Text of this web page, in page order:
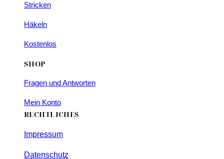
Stricken
Häkeln
Kostenlos
SHOP
Fragen und Antworten
Mein Konto
RECHTLICHES
Impressum
Datenschutz